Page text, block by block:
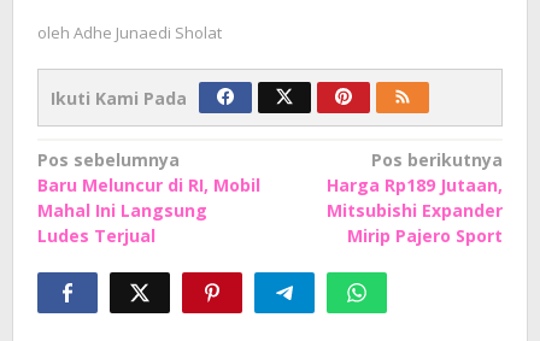
oleh Adhe Junaedi Sholat
Ikuti Kami Pada
Navigasi
pos
Pos sebelumnya
Baru Meluncur di RI, Mobil
Mahal Ini Langsung
Ludes Terjual
Pos berikutnya
Harga Rp189 Jutaan,
Mitsubishi Expander
Mirip Pajero Sport